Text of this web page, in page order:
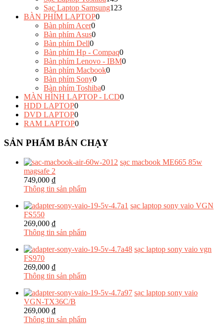
Sạc Laptop Samsung123
BÀN PHÍM LAPTOP0
Bàn phím Acer0
Bàn phím Asus0
Bàn phím Dell0
Bàn phím Hp - Compaq0
Bàn phím Lenovo - IBM0
Bàn phím Macbook0
Bàn phím Sony0
Bàn phím Toshiba0
MÀN HÌNH LAPTOP - LCD0
HDD LAPTOP0
DVD LAPTOP0
RAM LAPTOP0
SẢN PHẨM BÁN CHẠY
sạc macbook ME665 85w
magsafe 2
749,000 ₫
Thông tin sản phẩm
sạc laptop sony vaio VGN
FS550
269,000 ₫
Thông tin sản phẩm
sạc laptop sony vaio vgn
FS970
269,000 ₫
Thông tin sản phẩm
sạc laptop sony vaio
VGN-TX36C/B
269,000 ₫
Thông tin sản phẩm